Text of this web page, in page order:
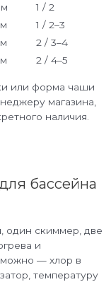
1 / 2
1 / 2–3
2 / 3–4
2 / 4–5
или форма чаши
магазина,
наличия.
бассейна
один скиммер, две
и
можно — хлор в
температуру